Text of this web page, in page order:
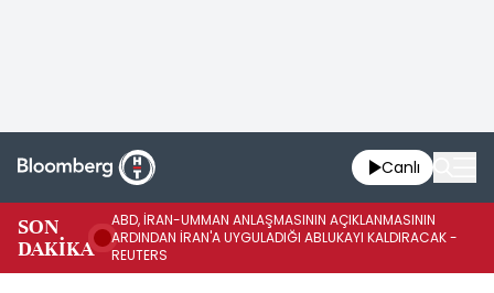
Canlı
SON
DAKİKA
ABD, İRAN-UMMAN ANLAŞMASININ AÇIKLANMASININ
ARDINDAN İRAN'A UYGULADIĞI ABLUKAYI KALDIRACAK -
REUTERS